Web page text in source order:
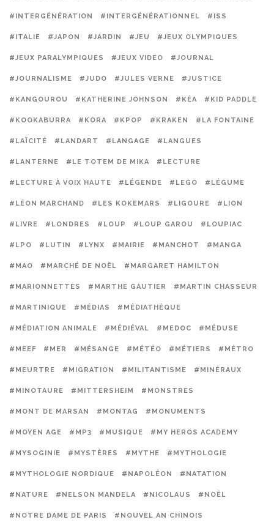
#INTERGÉNÉRATION #INTERGÉNÉRATIONNEL #ISS
#ITALIE #JAPON #JARDIN #JEU #JEUX OLYMPIQUES
#JEUX PARALYMPIQUES #JEUX VIDEO #JOURNAL
#JOURNALISME #JUDO #JULES VERNE #JUSTICE
#KANGOUROU #KATHERINE JOHNSON #KÉA #KID PADDLE
#KOOKABURRA #KORA #KPOP #KRAKEN #LA FONTAINE
#LAÏCITÉ #LANDART #LANGAGE #LANGUES
#LANTERNE #LE TOTEM DE MIKA #LECTURE
#LECTURE À VOIX HAUTE #LÉGENDE #LEGO #LÉGUME
#LÉON MARCHAND #LES KOKEMARS #LIGOURE #LION
#LIVRE #LONDRES #LOUP #LOUP GAROU #LOUPIAC
#LPO #LUTIN #LYNX #MAIRIE #MANCHOT #MANGA
#MAO #MARCHÉ DE NOËL #MARGARET HAMILTON
#MARIONNETTES #MARTHE GAUTIER #MARTIN CHASSEUR
#MARTINIQUE #MÉDIAS #MÉDIATHÈQUE
#MÉDIATION ANIMALE #MÉDIÉVAL #MEDOC #MÉDUSE
#MEEF #MER #MÉSANGE #MÉTÉO #MÉTIERS #MÉTRO
#MEURTRE #MIGRATION #MILITANTISME #MINÉRAUX
#MINOTAURE #MITTERSHEIM #MONSTRES
#MONT DE MARSAN #MONTAG #MONUMENTS
#MOYEN AGE #MP3 #MUSIQUE #MY HEROS ACADEMY
#MYSOGINIE #MYSTÈRES #MYTHE #MYTHOLOGIE
#MYTHOLOGIE NORDIQUE #NAPOLÉON #NATATION
#NATURE #NELSON MANDELA #NICOLAUS #NOËL
#NOTRE DAME DE PARIS #NOUVEL AN CHINOIS